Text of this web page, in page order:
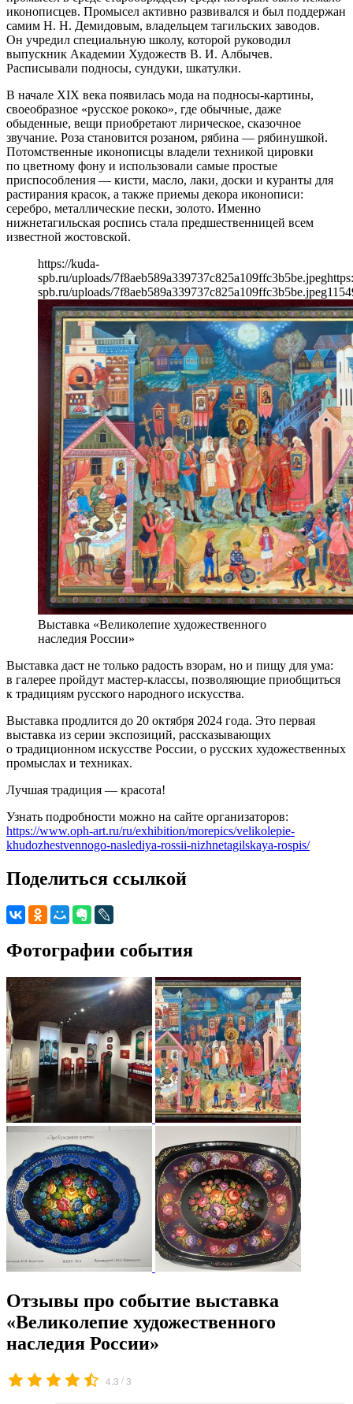
иконописцев. Промысел активно развивался и был поддержан
самим Н. Н. Демидовым, владельцем тагильских заводов.
Он учредил специальную школу, которой руководил
выпускник Академии Художеств В. И. Албычев.
Расписывали подносы, сундуки, шкатулки.
В начале ХIХ века появилась мода на подносы-картины,
своеобразное «русское рококо», где обычные, даже
обыденные, вещи приобретают лирическое, сказочное
звучание. Роза становится розаном, рябина — рябинушкой.
Потомственные иконописцы владели техникой цировки
по цветному фону и использовали самые простые
приспособления — кисти, масло, лаки, доски и куранты для
растирания красок, а также приемы декора иконописи:
серебро, металлические пески, золото. Именно
нижнетагильская роспись стала предшественницей всем
известной жостовской.
https://kuda-
spb.ru/uploads/7f8aeb589a339737c825a109ffc3b5be.jpeg
spb.ru/uploads/7f8aeb589a339737c825a109ffc3b5be.jpeg1154
Выставка «Великолепие художественного
наследия России»
Выставка даст не только радость взорам, но и пищу для ума:
в галерее пройдут мастер-классы, позволяющие приобщиться
к традициям русского народного искусства.
Выставка продлится до 20 октября 2024 года. Это первая
выставка из серии экспозиций, рассказывающих
о традиционном искусстве России, о русских художественных
промыслах и техниках.
Лучшая традиция — красота!
Узнать подробности можно на сайте организаторов:
https://www.oph-art.ru/ru/exhibition/morepics/velikolepie-
khudozhestvennogo-naslediya-rossii-nizhnetagilskaya-rospis/
Поделиться ссылкой
Фотографии события
Отзывы про событие выставка
«Великолепие художественного
наследия России»
4.3 /3